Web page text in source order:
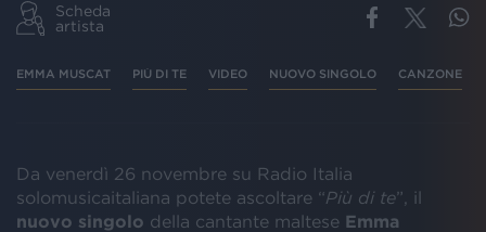
Scheda
artista
EMMA MUSCAT PIÙ DI TE VIDEO NUOVO SINGOLO CANZONE
Da venerdì 26 novembre su Radio Italia
solomusicaitaliana potete ascoltare “Più di te”, il
nuovo singolo della cantante maltese Emma